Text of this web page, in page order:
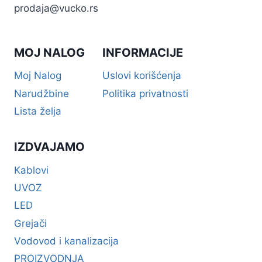
prodaja@vucko.rs
MOJ NALOG
Moj Nalog
Narudžbine
Lista želja
INFORMACIJE
Uslovi korišćenja
Politika privatnosti
IZDVAJAMO
Kablovi
UVOZ
LED
Grejači
Vodovod i kanalizacija
PROIZVODNJA